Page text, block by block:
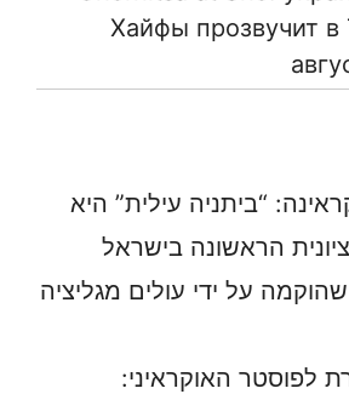
Хайфы прозвучит в
“ביתניה עילית” היא
הראשונה בישראל
על ידי עולים מגליציה
לפוסטר האוקראיני: